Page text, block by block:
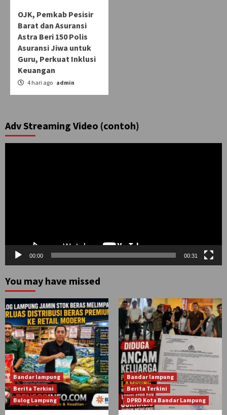
OJK, Pemkab Pesisir
Barat dan Asuransi
Astra Beri 150 Polis
Asuransi Jiwa untuk
Guru, Perkuat Inklusi
Keuangan
4 hari ago admin
Adv Streaming Video (contoh)
00:00 00:31
You may have missed
Bandar lampung
Berita Terkini
Bulog Lampung
Bandar lampung
Berita Terkini
DPRD Kota Bandar Lampung